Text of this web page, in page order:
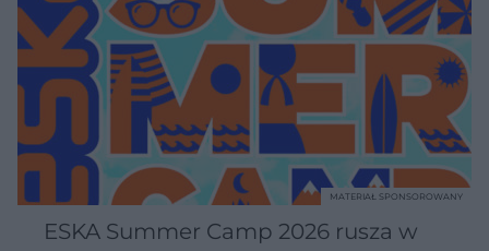
ESKA Summer Camp 2026 rusza w
MATERIAŁ SPONSOROWANY